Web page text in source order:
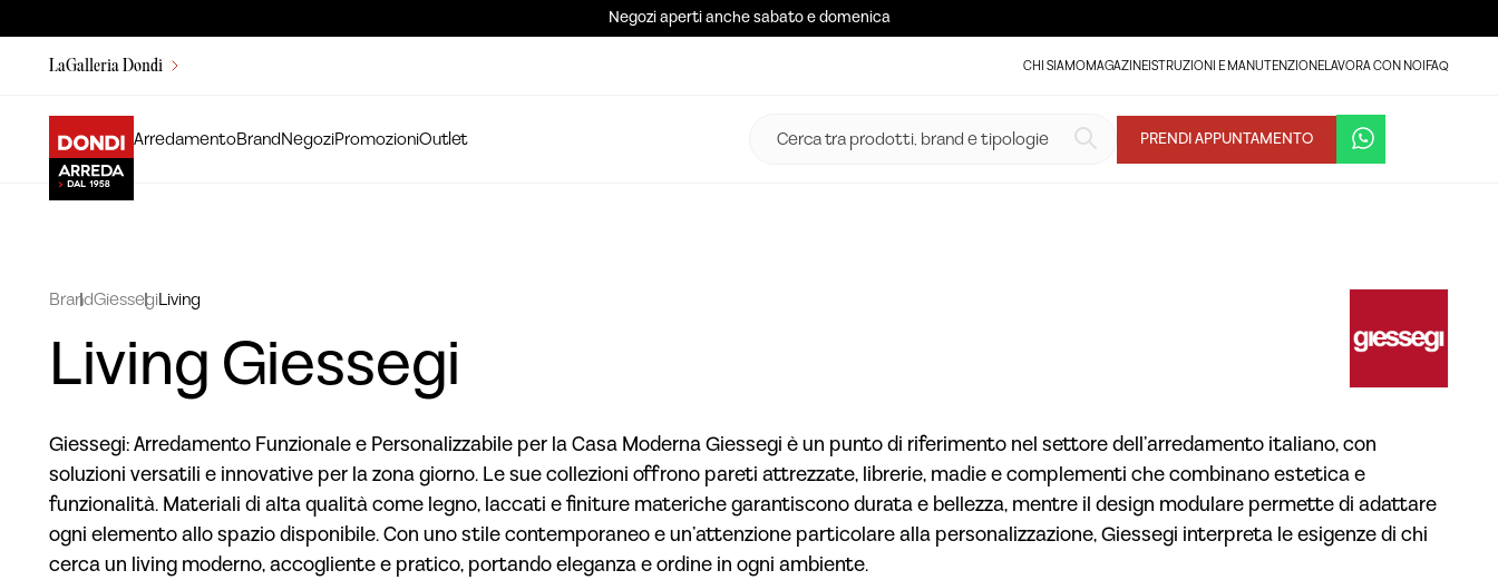
Negozi aperti anche sabato e domenica
LaGalleria Dondi CHI SIAMOMAGAZINEISTRUZIONI E MANUTENZIONELAVORA CON NOIFAQ
ArredamentoBrandNegoziPromozioniOutlet PRENDI APPUNTAMENTO
BrandGiessegiLiving
Living Giessegi
Giessegi: Arredamento Funzionale e Personalizzabile per la Casa Moderna Giessegi è un punto di riferimento nel settore dell’arredamento italiano, con
soluzioni versatili e innovative per la zona giorno. Le sue collezioni offrono pareti attrezzate, librerie, madie e complementi che combinano estetica e
funzionalità. Materiali di alta qualità come legno, laccati e finiture materiche garantiscono durata e bellezza, mentre il design modulare permette di adattare
ogni elemento allo spazio disponibile. Con uno stile contemporaneo e un’attenzione particolare alla personalizzazione, Giessegi interpreta le esigenze di chi
cerca un living moderno, accogliente e pratico, portando eleganza e ordine in ogni ambiente.